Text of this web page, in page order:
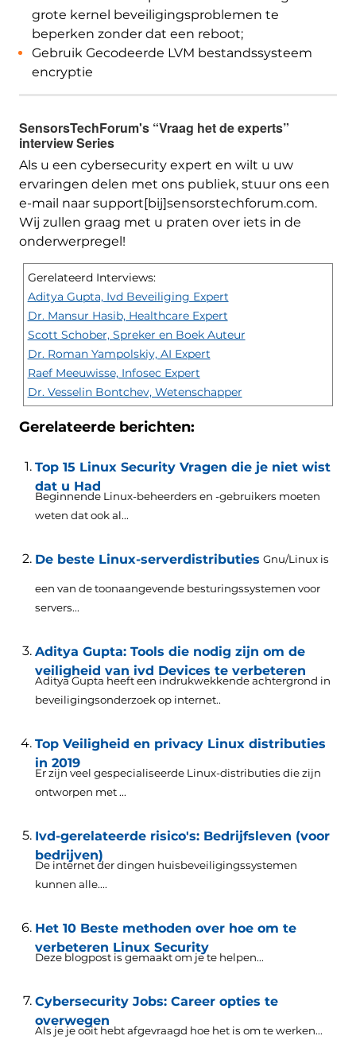
grote kernel beveiligingsproblemen te
beperken zonder dat een reboot;
Gebruik Gecodeerde LVM bestandssysteem
encryptie
SensorsTechForum's “Vraag het de experts”
interview Series
Als u een cybersecurity expert en wilt u uw
ervaringen delen met ons publiek, stuur ons een
e-mail naar support[bij]sensorstechforum.com.
Wij zullen graag met u praten over iets in de
onderwerpregel!
Gerelateerd Interviews:
Aditya Gupta, Ivd Beveiliging Expert
Dr. Mansur Hasib, Healthcare Expert
Scott Schober, Spreker en Boek Auteur
Dr. Roman Yampolskiy, AI Expert
Raef Meeuwisse, Infosec Expert
Dr. Vesselin Bontchev, Wetenschapper
Gerelateerde berichten:
Top 15 Linux Security Vragen die je niet wist
dat u Had
Beginnende Linux-beheerders en -gebruikers moeten
weten dat ook al...
De beste Linux-serverdistributies Gnu/Linux is
een van de toonaangevende besturingssystemen voor
servers...
Aditya Gupta: Tools die nodig zijn om de
veiligheid van ivd Devices te verbeteren
Aditya Gupta heeft een indrukwekkende achtergrond in
beveiligingsonderzoek op internet..
Top Veiligheid en privacy Linux distributies
in 2019
Er zijn veel gespecialiseerde Linux-distributies die zijn
ontworpen met ...
Ivd-gerelateerde risico's: Bedrijfsleven (voor
bedrijven)
De internet der dingen huisbeveiligingssystemen
kunnen alle....
Het 10 Beste methoden over hoe om te
verbeteren Linux Security
Deze blogpost is gemaakt om je te helpen...
Cybersecurity Jobs: Career opties te
overwegen
Als je je ooit hebt afgevraagd hoe het is om te werken...